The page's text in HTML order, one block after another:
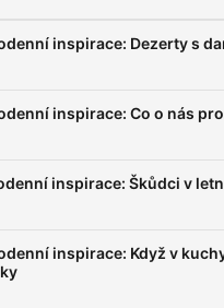
inspirace: Dezerty s
inspirace: Co o nás
inspirace: Škůdci v
inspirace: Když v